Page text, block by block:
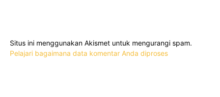
Situs ini menggunakan Akismet untuk mengurangi spam.
Pelajari bagaimana data komentar Anda diproses